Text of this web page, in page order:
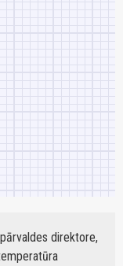
direktore,